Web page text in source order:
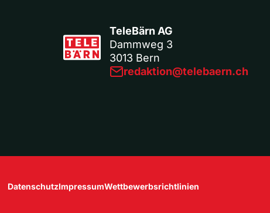
TeleBärn AG
Dammweg 3
3013 Bern
redaktion@telebaern.ch
DatenschutzImpressumWettbewerbsrichtlinien